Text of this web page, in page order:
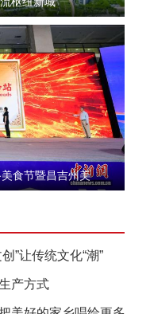
绿色誓言
食节暨昌吉州美
”让传统文化“潮”
产方式